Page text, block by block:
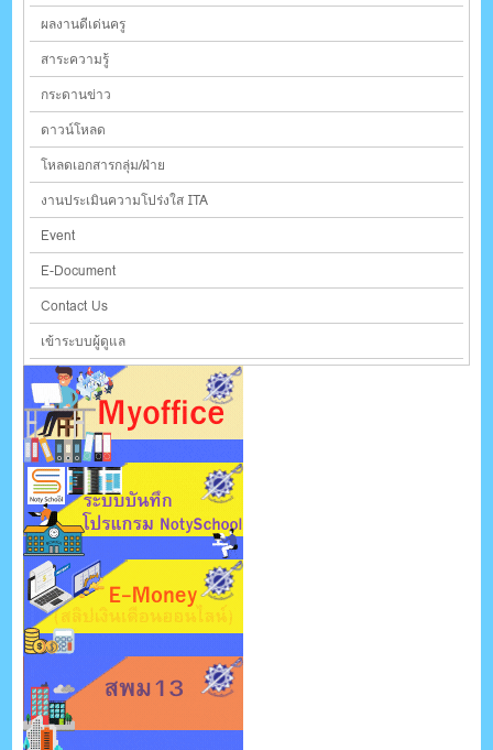
ผลงานดีเด่นครู
สาระความรู้
กระดานข่าว
ดาวน์โหลด
โหลดเอกสารกลุ่ม/ฝ่าย
งานประเมินความโปร่งใส ITA
Event
E-Document
Contact Us
เข้าระบบผู้ดูแล